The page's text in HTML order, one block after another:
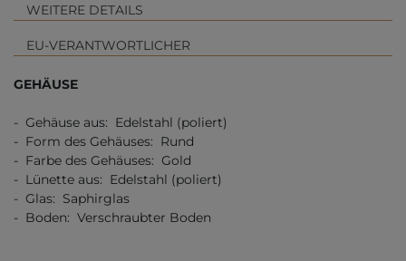
WEITERE DETAILS
EU-VERANTWORTLICHER
GEHÄUSE
- Gehäuse aus: Edelstahl (poliert)
- Form des Gehäuses: Rund
- Farbe des Gehäuses: Gold
- Lünette aus: Edelstahl (poliert)
- Glas: Saphirglas
- Boden: Verschraubter Boden